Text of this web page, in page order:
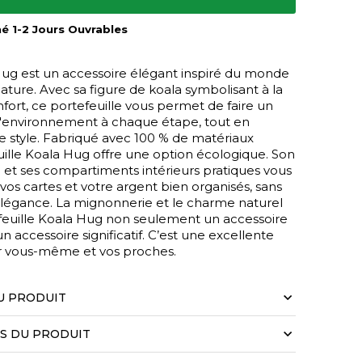
1-2 Jours Ouvrables
est un accessoire élégant inspiré du monde
Avec sa figure de koala symbolisant à la
ce portefeuille vous permet de faire un
à chaque étape, tout en
Fabriqué avec 100 % de matériaux
Koala Hug offre une option écologique. Son
ses compartiments intérieurs pratiques vous
cartes et votre argent bien organisés, sans
La mignonnerie et le charme naturel
Koala Hug non seulement un accessoire
accessoire significatif. C’est une excellente
même et vos proches.
PRODUIT
DU PRODUIT